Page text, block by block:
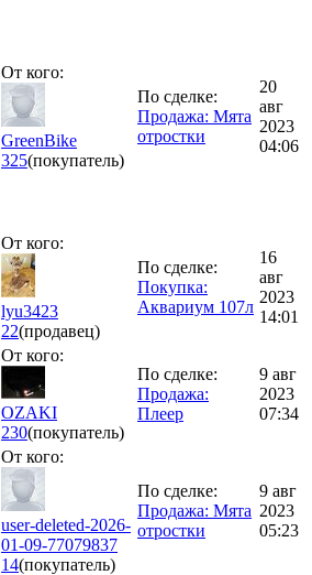
От кого:
GreenBike
325(покупатель)
По сделке:
Продажа: Мята
отростки
20
авг
2023
04:06
От кого:
lyu3423
22(продавец)
По сделке:
Покупка:
Аквариум 107л
16
авг
2023
14:01
От кого:
OZAKI
230(покупатель)
По сделке:
Продажа:
Плеер
9 авг
2023
07:34
От кого:
user-deleted-2026-
01-09-77079837
14(покупатель)
По сделке:
Продажа: Мята
отростки
9 авг
2023
05:23